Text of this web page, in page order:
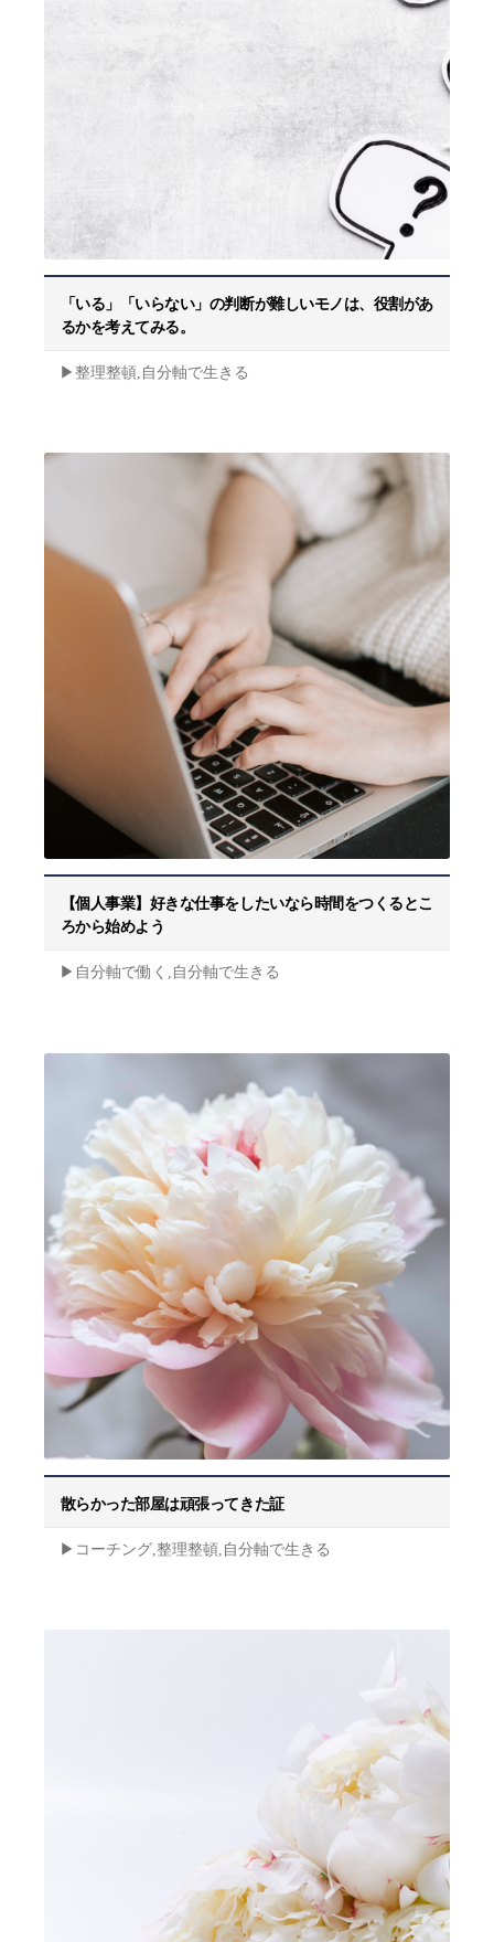
「いる」「いらない」の判断が難しいモノは、役割があ
るかを考えてみる。
▶︎整理整頓,自分軸で生きる
【個人事業】好きな仕事をしたいなら時間をつくるとこ
ろから始めよう
▶︎自分軸で働く,自分軸で生きる
散らかった部屋は頑張ってきた証
▶︎コーチング,整理整頓,自分軸で生きる